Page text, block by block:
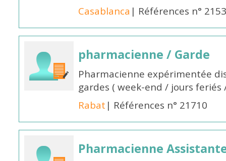
Casablanca | Références n°
pharmacienne / Garde
Pharmacienne expérimentée
gardes ( week-end / jours
Rabat | Références n° 21710
Pharmacienne